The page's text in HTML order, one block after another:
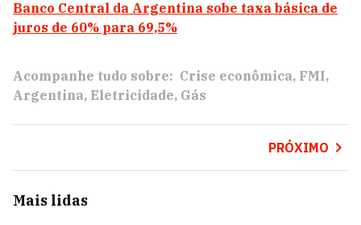
Banco Central da Argentina sobe taxa básica de
juros de 60% para 69,5%
Acompanhe tudo sobre: Crise econômica FMI
Argentina Eletricidade Gás
PRÓXIMO
Mais lidas